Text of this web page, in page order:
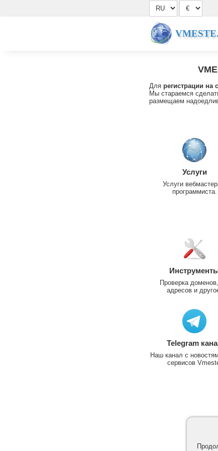
Для регистрации на
Мы стараемся
размещаем
Услуги
Услуги
программиста.
Проверка
адресов и
Telegram
Наш канал с
сервисов